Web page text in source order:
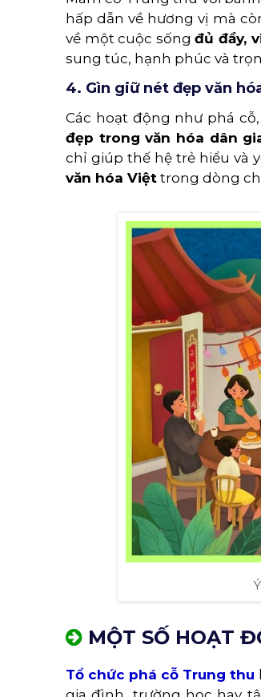
hấp dẫn về hương vị mà
về một cuộc sốngđủ đầy,
sung túc, hạnh phúc và
4. Gìn giữ nét đẹp văn
Các hoạt động như phá
đẹp trong văn hóa dân
chỉ giúp thế hệ trẻ hiểu và
văn hóa Việt trong dòng
MỘT SỐ HOẠT
Tổ chức phá cỗ Trung thu